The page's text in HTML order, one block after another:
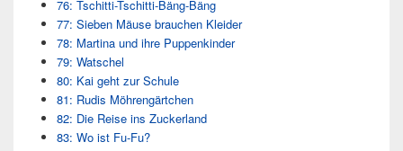
76: Tschitti-Tschitti-Bäng-Bäng
77: Sieben Mäuse brauchen Kleider
78: Martina und ihre Puppenkinder
79: Watschel
80: Kai geht zur Schule
81: Rudis Möhrengärtchen
82: Die Reise ins Zuckerland
83: Wo ist Fu-Fu?